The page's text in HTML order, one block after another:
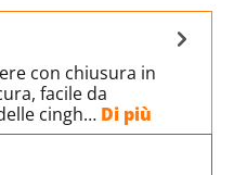
con chiusura in
facile da
cingh… Di più